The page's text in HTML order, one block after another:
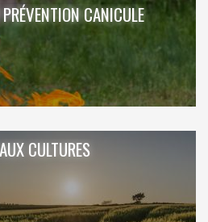
CANICULE
CULTURES